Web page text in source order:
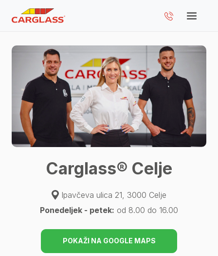
Carglass® Celje
Ipavčeva ulica 21, 3000 Celje
Ponedeljek - petek: od 8.00 do 16.00
POKAŽI NA GOOGLE MAPS